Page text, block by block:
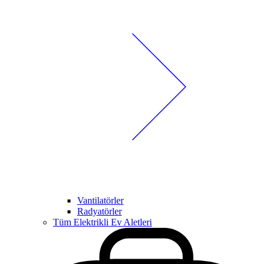
Vantilatörler
Radyatörler
Tüm Elektrikli Ev Aletleri